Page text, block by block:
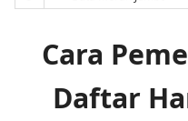
Cara
Daftar